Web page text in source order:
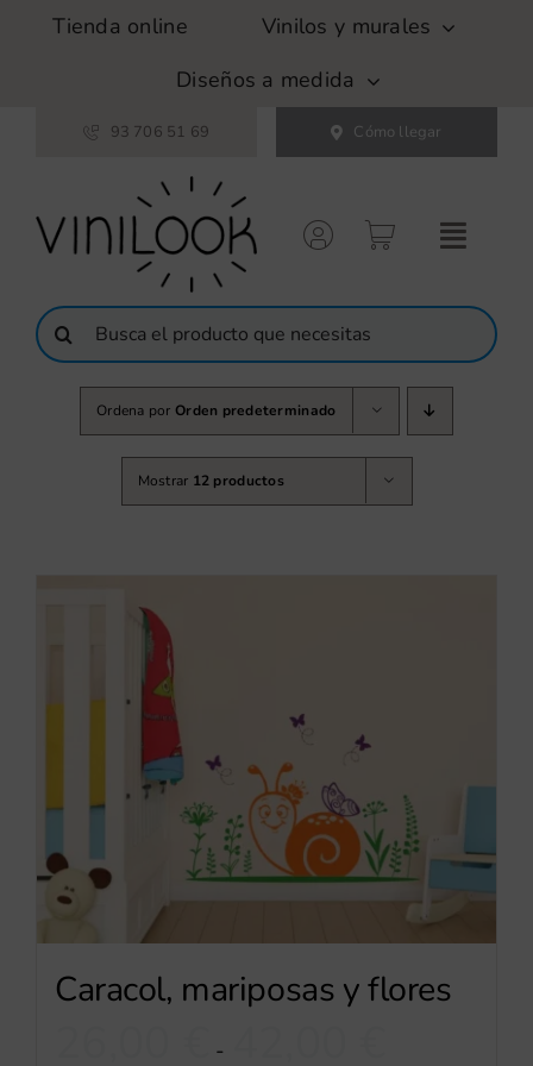
SaltarTienda online
Vinilos y murales
Diseños a medida
93 706 51 69 Cómo llegar
Buscar:
Ordena por Orden predeterminado
Mostrar 12 productos
Caracol, mariposas y flores
-